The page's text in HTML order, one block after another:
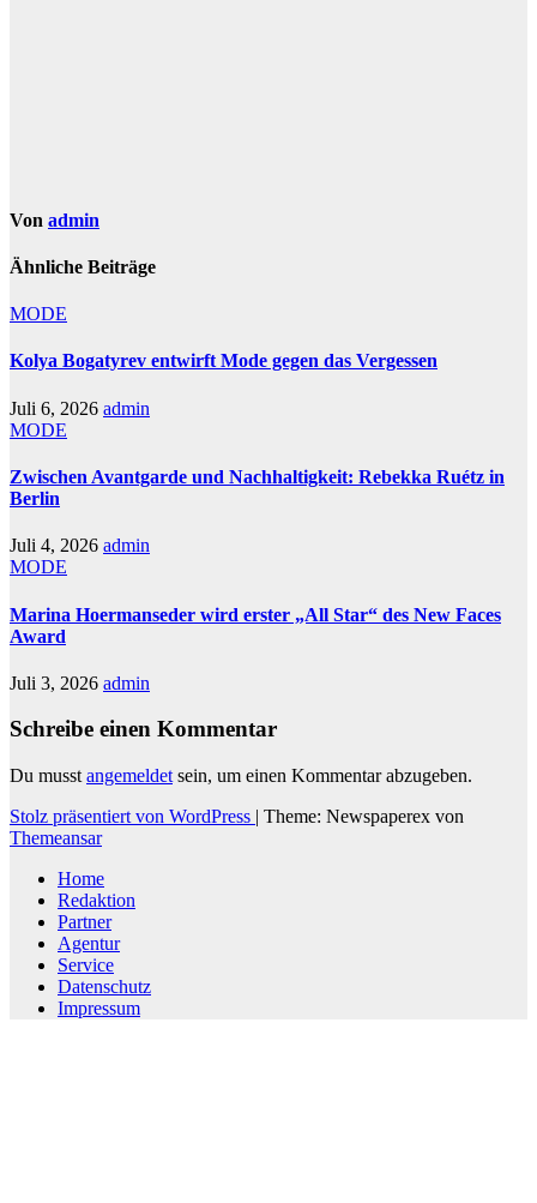
Von admin
Ähnliche Beiträge
MODE
Kolya Bogatyrev entwirft Mode gegen das Vergessen
Juli 6, 2026 admin
MODE
Zwischen Avantgarde und Nachhaltigkeit: Rebekka Ruétz in
Berlin
Juli 4, 2026 admin
MODE
Marina Hoermanseder wird erster „All Star“ des New Faces
Award
Juli 3, 2026 admin
Schreibe einen Kommentar
Du musst angemeldet sein, um einen Kommentar abzugeben.
Stolz präsentiert von WordPress | Theme: Newspaperex von
Themeansar
Home
Redaktion
Partner
Agentur
Service
Datenschutz
Impressum